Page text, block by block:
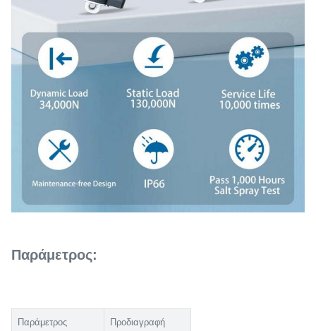
Παράμετρος:
Παράμετρος Προδιαγραφή